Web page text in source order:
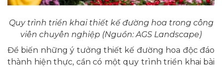
Quy trình triển khai thiết kế đường hoa trong công
viên chuyên nghiệp (Nguồn: AGS Landscape)
Để biến những ý tưởng thiết kế đường hoa độc đáo
thành hiện thực, cần có một quy trình triển khai bài